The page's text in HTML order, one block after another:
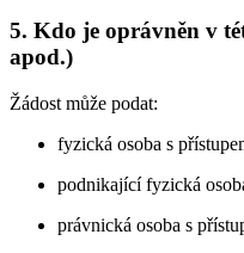
5. Kdo je oprávněn v
apod.)
Žádost může podat:
fyzická osoba s
podnikající fyzická
právnická osoba s